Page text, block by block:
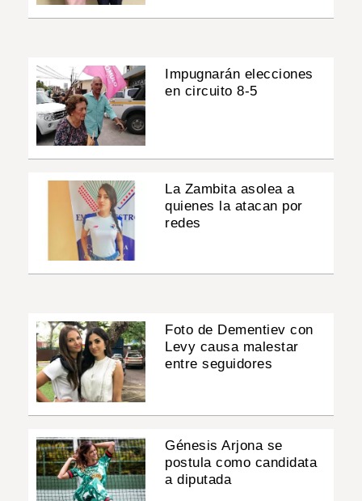
Impugnarán elecciones
en circuito 8-5
La Zambita asolea a
quienes la atacan por
redes
Foto de Dementiev con
Levy causa malestar
entre seguidores
Génesis Arjona se
postula como candidata
a diputada